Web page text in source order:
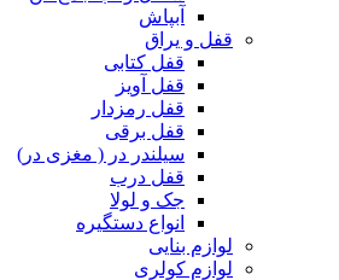
آبپاش
قفل و یراق
قفل کتابی
قفل آویز
قفل رمزدار
قفل برقی
سیلندر در ( مغزی در)
قفل درب
جک و لولا
انواع دستگیره
لوازم بنایی
لوازم کولری